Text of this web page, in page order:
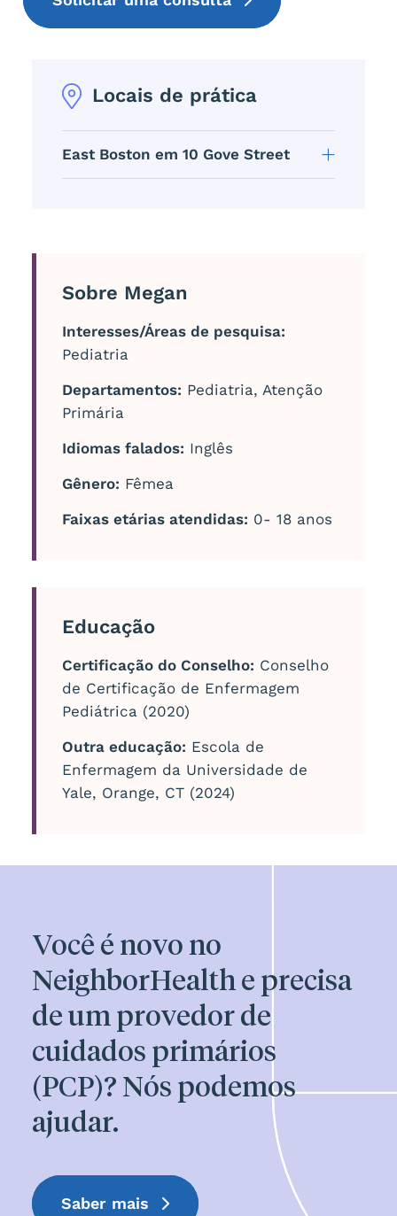
Locais de prática
East Boston em 10 Gove Street
Sobre Megan
Interesses/Áreas de pesquisa:
Pediatria
Departamentos: Pediatria, Atenção
Primária
Idiomas falados: Inglês
Gênero: Fêmea
Faixas etárias atendidas: 0- 18 anos
Educação
Certificação do Conselho: Conselho
de Certificação de Enfermagem
Pediátrica (2020)
Outra educação: Escola de
Enfermagem da Universidade de
Yale, Orange, CT (2024)
Você é novo no
NeighborHealth e precisa
de um provedor de
cuidados primários
(PCP)? Nós podemos
ajudar.
Saber mais